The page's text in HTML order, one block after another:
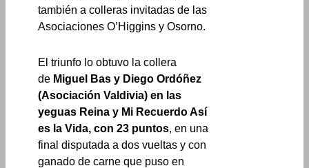
también a colleras invitadas de las
Asociaciones O’Higgins y Osorno.
El triunfo lo obtuvo la collera
de Miguel Bas y Diego Ordóñez
(Asociación Valdivia) en las
yeguas Reina y Mi Recuerdo Así
es la Vida, con 23 puntos, en una
final disputada a dos vueltas y con
ganado de carne que puso en